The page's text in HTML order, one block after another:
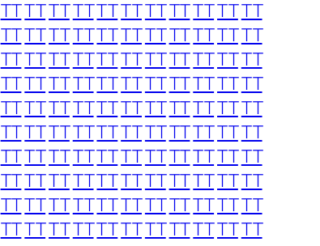
TTTTTTTTTTTTTTTTTTTTTT
TTTTTTTTTTTTTTTTTTTTTT
TTTTTTTTTTTTTTTTTTTTTT
TTTTTTTTTTTTTTTTTTTTTT
TTTTTTTTTTTTTTTTTTTTTT
TTTTTTTTTTTTTTTTTTTTTT
TTTTTTTTTTTTTTTTTTTTTT
TTTTTTTTTTTTTTTTTTTTTT
TTTTTTTTTTTTTTTTTTTTTT
TTTTTTTTTTTTTTTTTTTTTT